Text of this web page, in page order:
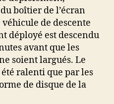
boîtier de l’écran
de descente
déployé est descendu
avant que les
soient largués. Le
été ralenti que par les
de disque de la